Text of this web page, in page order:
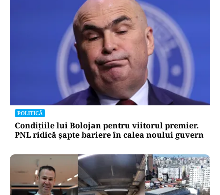
POLITICĂ
Condițiile lui Bolojan pentru viitorul premier.
PNL ridică șapte bariere în calea noului guvern